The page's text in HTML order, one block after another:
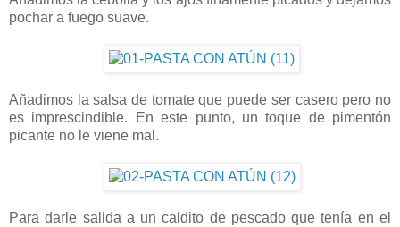
pochar a fuego suave.
Añadimos la salsa de tomate que puede ser casero pero no
es imprescindible. En este punto, un toque de pimentón
picante no le viene mal.
Para darle salida a un caldito de pescado que tenía en el